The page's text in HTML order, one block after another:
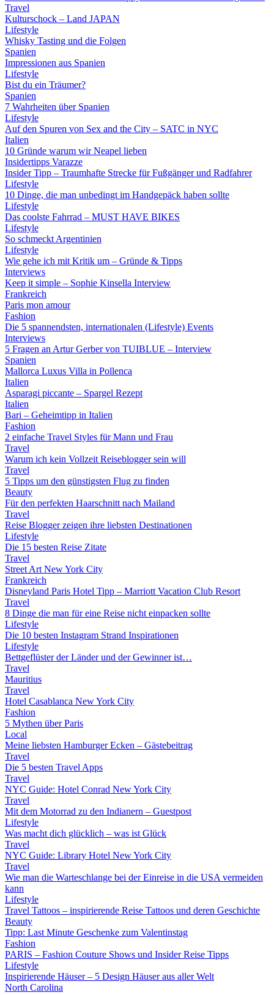
Travel
Kulturschock – Land JAPAN
Lifestyle
Whisky Tasting und die Folgen
Spanien
Impressionen aus Spanien
Lifestyle
Bist du ein Träumer?
Spanien
7 Wahrheiten über Spanien
Lifestyle
Auf den Spuren von Sex and the City – SATC in NYC
Italien
10 Gründe warum wir Neapel lieben
Insidertipps Varazze
Insider Tipp – Traumhafte Strecke für Fußgänger und Radfahrer
Lifestyle
10 Dinge, die man unbedingt im Handgepäck haben sollte
Lifestyle
Das coolste Fahrrad – MUST HAVE BIKES
Lifestyle
So schmeckt Argentinien
Lifestyle
Wie gehe ich mit Kritik um – Gründe & Tipps
Interviews
Keep it simple – Sophie Kinsella Interview
Frankreich
Paris mon amour
Fashion
Die 5 spannendsten, internationalen (Lifestyle) Events
Interviews
5 Fragen an Artur Gerber von TUIBLUE – Interview
Spanien
Mallorca Luxus Villa in Pollenca
Italien
Asparagi piccante – Spargel Rezept
Italien
Bari – Geheimtipp in Italien
Fashion
2 einfache Travel Styles für Mann und Frau
Travel
Warum ich kein Vollzeit Reiseblogger sein will
Travel
5 Tipps um den günstigsten Flug zu finden
Beauty
Für den perfekten Haarschnitt nach Mailand
Travel
Reise Blogger zeigen ihre liebsten Destinationen
Lifestyle
Die 15 besten Reise Zitate
Travel
Street Art New York City
Frankreich
Disneyland Paris Hotel Tipp – Marriott Vacation Club Resort
Travel
8 Dinge die man für eine Reise nicht einpacken sollte
Lifestyle
Die 10 besten Instagram Strand Inspirationen
Lifestyle
Bettgeflüster der Länder und der Gewinner ist…
Travel
Mauritius
Travel
Hotel Casablanca New York City
Fashion
5 Mythen über Paris
Local
Meine liebsten Hamburger Ecken – Gästebeitrag
Travel
Die 5 besten Travel Apps
Travel
NYC Guide: Hotel Conrad New York City
Travel
Mit dem Motorrad zu den Indianern – Guestpost
Lifestyle
Was macht dich glücklich – was ist Glück
Travel
NYC Guide: Library Hotel New York City
Travel
Wie man die Warteschlange bei der Einreise in die USA vermeiden
kann
Lifestyle
Travel Tattoos – inspirierende Reise Tattoos und deren Geschichte
Beauty
Tipp: Last Minute Geschenke zum Valentinstag
Fashion
PARIS – Fashion Couture Shows und Insider Reise Tipps
Lifestyle
Inspirierende Häuser – 5 Design Häuser aus aller Welt
North Carolina